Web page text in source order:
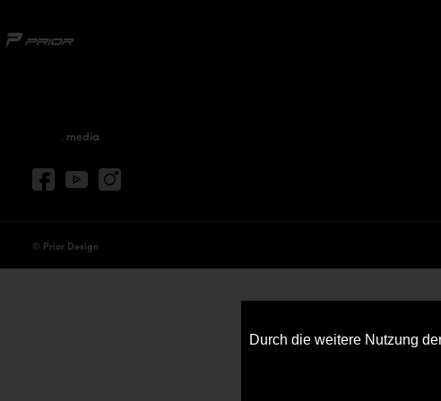
Durch die weitere Nutzung
Social media
© Prior Design